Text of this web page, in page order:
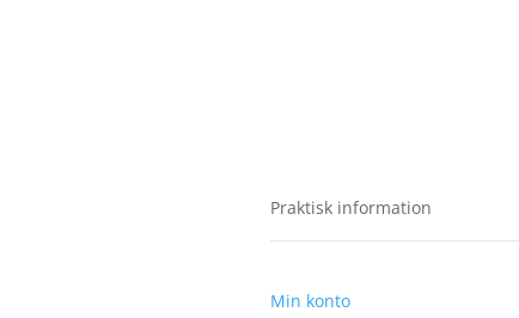
Praktisk information
Min konto